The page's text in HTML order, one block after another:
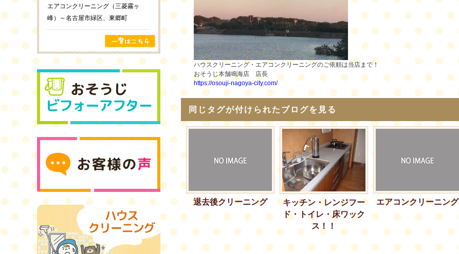
ハウスクリーニング・エアコンクリーニングのご依頼は当店まで！
おそうじ本舗鳴海店 店長
https://osouji-nagoya-city.com/
同じタグが付けられたブログを見る
退去後クリーニング
キッチン・レンジフー
ド・トイレ・床ワック
ス！！
エアコンクリーニング
エアコンクリーニング（三菱霧ヶ
峰）～名古屋市緑区、東郷町